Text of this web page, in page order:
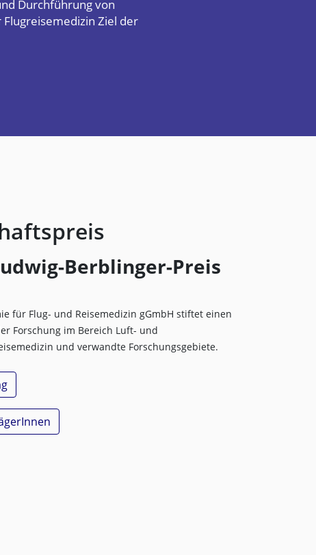
Durchführung von
Ziel der
Berblinger-Preis
für Flug- und Reisemedizin gGmbH stiftet einen
Forschung im Bereich Luft- und
und verwandte Forschungsgebiete.